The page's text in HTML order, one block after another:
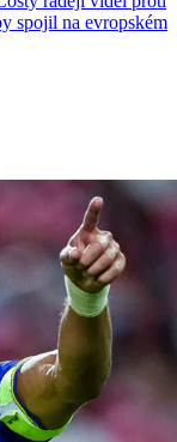
spojil na evropském